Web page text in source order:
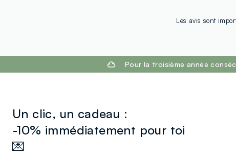
Les avis sont
Pour la troisième année
Un clic, un cadeau :
-10% immédiatement pour toi
💌